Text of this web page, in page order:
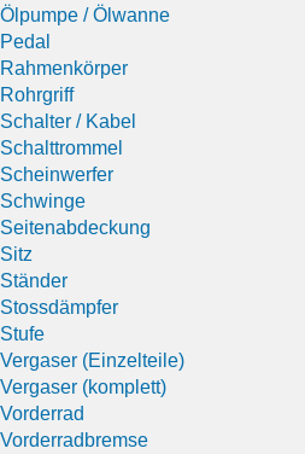
Ölpumpe / Ölwanne
Pedal
Rahmenkörper
Rohrgriff
Schalter / Kabel
Schalttrommel
Scheinwerfer
Schwinge
Seitenabdeckung
Sitz
Ständer
Stossdämpfer
Stufe
Vergaser (Einzelteile)
Vergaser (komplett)
Vorderrad
Vorderradbremse